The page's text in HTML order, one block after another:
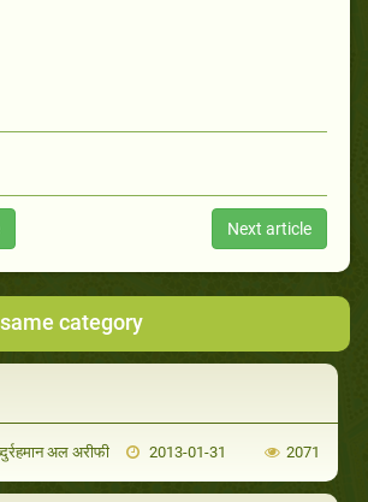
Next article
category
अल अरीफी 2013-01-31 2071